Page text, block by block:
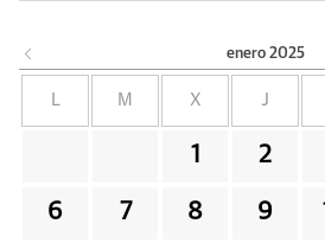
enero 2025
L M X J
1 2
6 7 8 9